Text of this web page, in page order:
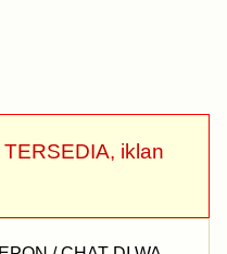
iklan